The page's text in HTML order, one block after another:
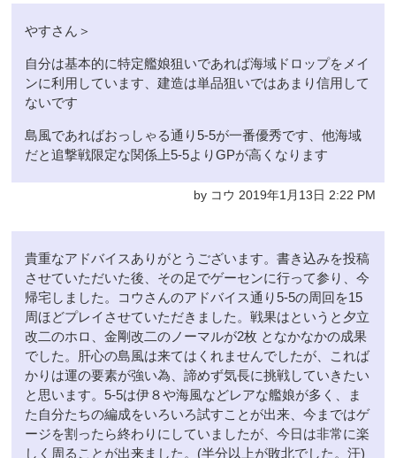
やすさん＞
自分は基本的に特定艦娘狙いであれば海域ドロップをメイ
ンに利用しています、建造は単品狙いではあまり信用して
ないです
島風であればおっしゃる通り5-5が一番優秀です、他海域
だと追撃戦限定な関係上5-5よりGPが高くなります
by コウ 2019年1月13日 2:22 PM
貴重なアドバイスありがとうございます。書き込みを投稿
させていただいた後、その足でゲーセンに行って参り、今
帰宅しました。コウさんのアドバイス通り5-5の周回を15
周ほどプレイさせていただきました。戦果はというと夕立
改二のホロ、金剛改二のノーマルが2枚 となかなかの成果
でした。肝心の島風は来てはくれませんでしたが、これば
かりは運の要素が強い為、諦めず気長に挑戦していきたい
と思います。5-5は伊８や海風などレアな艦娘が多く、ま
た自分たちの編成をいろいろ試すことが出来、今まではゲ
ージを割ったら終わりにしていましたが、今日は非常に楽
しく周ることが出来ました。(半分以上が敗北でした。汗)